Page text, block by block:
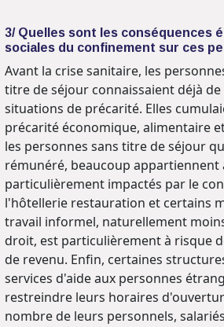
3/ Quelles sont les conséquences
sociales du confinement sur ces
Avant la crise sanitaire, les
titre de séjour connaissaient déjà
situations de précarité. Elles
précarité économique, alimentaire
les personnes sans titre de séjour
rémunéré, beaucoup appartiennent
particulièrement impactés par le
l'hôtellerie restauration et certains
travail informel, naturellement
droit, est particulièrement à risque
de revenu. Enfin, certaines
services d'aide aux personnes
restreindre leurs horaires
nombre de leurs personnels,